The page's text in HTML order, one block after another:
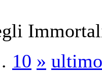
10 » ultimo